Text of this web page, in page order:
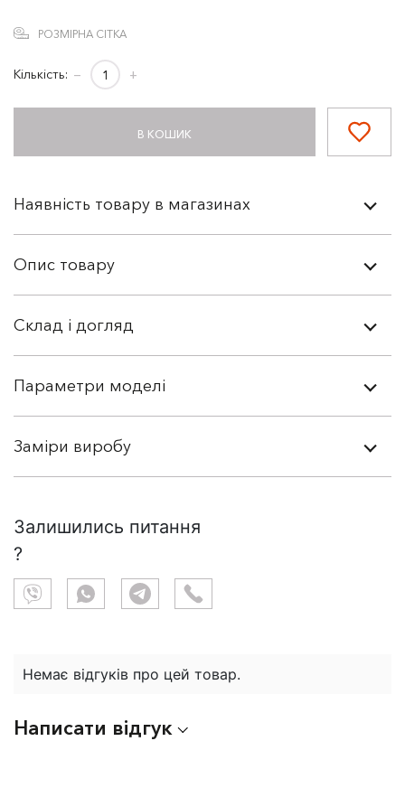
РОЗМІРНА СІТКА
Кількість: − +
В КОШИК
Наявність товару в магазинах
Опис товару
Склад і догляд
Параметри моделі
Заміри виробу
Залишились питання
?
Немає відгуків про цей товар.
Написати відгук